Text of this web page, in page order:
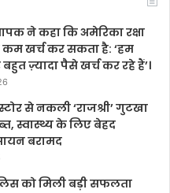
ने कहा कि अमेरिका रक्षा
कम खर्च कर सकता है: ‘हम
ज़्यादा पैसे खर्च कर रहे हैं’।
से नकली ‘राजश्री’ गुटखा
स्वास्थ्य के लिए बेहद
बरामद
को मिली बड़ी सफलता